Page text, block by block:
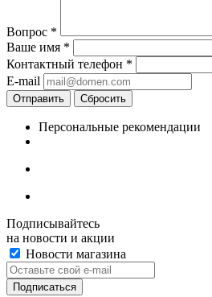
Вопрос *
Ваше имя *
Контактный телефон *
E-mail
Отправить Сбросить
Персональные рекомендации
Подписывайтесь
на новости и акции
Новости магазина